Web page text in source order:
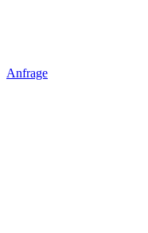
Anfrage